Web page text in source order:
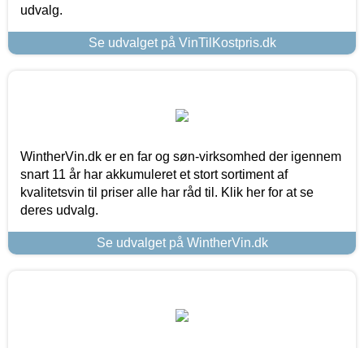
udvalg.
Se udvalget på VinTilKostpris.dk
WintherVin.dk er en far og søn-virksomhed der igennem
snart 11 år har akkumuleret et stort sortiment af
kvalitetsvin til priser alle har råd til. Klik her for at se
deres udvalg.
Se udvalget på WintherVin.dk